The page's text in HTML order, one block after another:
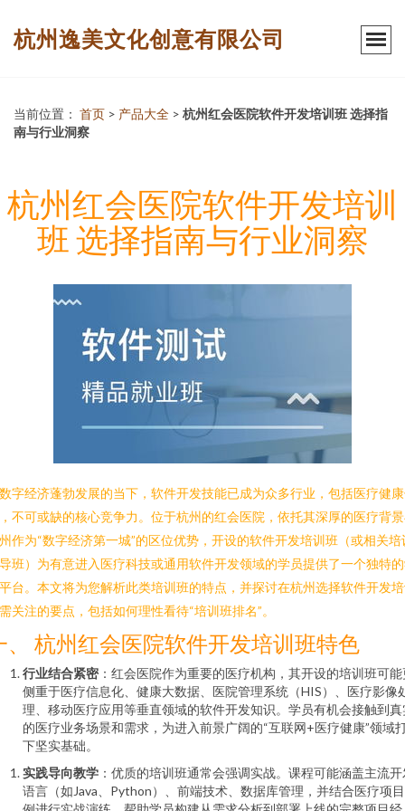
杭州逸美文化创意有限公司
当前位置： 首页 > 产品大全 > 杭州红会医院软件开发培训班 选择指
南与行业洞察
杭州红会医院软件开发培训
班 选择指南与行业洞察
字经济蓬勃发展的当下，软件开发技能已成为众多行业，包括医疗健
不可或缺的核心竞争力。位于杭州的红会医院，依托其深厚的医疗背
作为“数字经济第一城”的区位优势，开设的软件开发培训班（或相关培
班）为有意进入医疗科技或通用软件开发领域的学员提供了一个独特
台。本文将为您解析此类培训班的特点，并探讨在杭州选择软件开发
关注的要点，包括如何理性看待“培训班排名”。
、 杭州红会医院软件开发培训班特色
行业结合紧密 ：红会医院作为重要的医疗机构，其开设的培训班可能
侧重于医疗信息化、健康大数据、医院管理系统（HIS）、医疗影像
理、移动医疗应用等垂直领域的软件开发知识。学员有机会接触到真
的医疗业务场景和需求，为进入前景广阔的“互联网+医疗健康”领域
下坚实基础。
实践导向教学 ：优质的培训班通常会强调实战。课程可能涵盖主流开
语言（如Java、Python）、前端技术、数据库管理，并结合医疗项